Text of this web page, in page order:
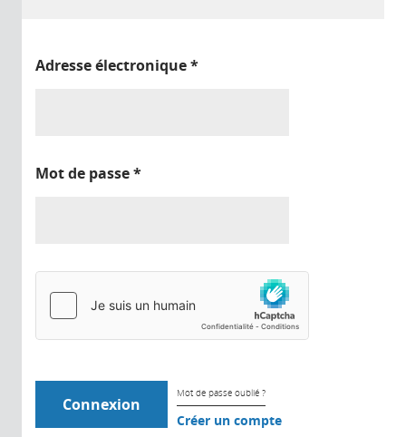
Adresse électronique*
Mot de passe*
Mot de passe oublié ?
Créer un compte